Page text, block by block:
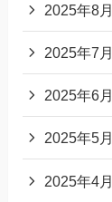
2025年8月
2025年7月
2025年6月
2025年5月
2025年4月